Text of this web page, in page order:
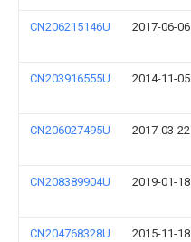
CN206215146U 2017-06-06
CN203916555U 2014-11-05
CN206027495U 2017-03-22
CN208389904U 2019-01-18
CN204768328U 2015-11-18